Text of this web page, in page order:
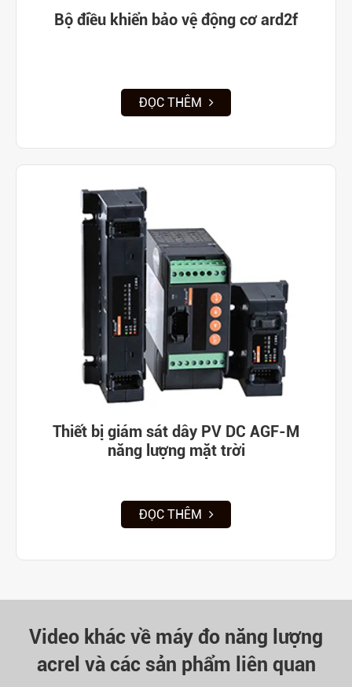
Bộ điều khiển bảo vệ động cơ ard2f
ĐỌC THÊM
Thiết bị giám sát dây PV DC AGF-M
năng lượng mặt trời
ĐỌC THÊM
Video khác về máy đo năng lượng
acrel và các sản phẩm liên quan